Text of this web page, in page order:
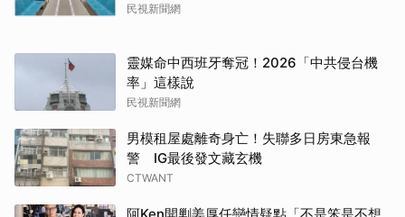
民視新聞網
靈媒命中西班牙奪冠！2026「中共侵台機
率」這樣說
民視新聞網
男模租屋處離奇身亡！失聯多日房東急報
警 IG最後發文藏玄機
CTWANT